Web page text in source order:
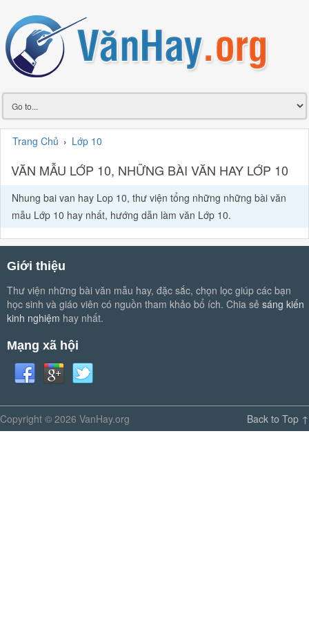
Trang Chủ › Lớp 10
VĂN MẪU LỚP 10, NHỮNG BÀI VĂN HAY LỚP 10
Nhung bai van hay Lop 10, thư viện tổng những những bài văn
mẫu Lớp 10 hay nhất, hướng dẫn làm văn Lớp 10.
Giới thiệu
Thư viện những bài văn mẫu hay, đặc sắc, chọn lọc giúp các bạn
học sinh và giáo viên có nguồn tham khảo bổ ích. Chia sẻ sáng kiến
kinh nghiệm hay nhất.
Mạng xã hội
Copyright © 2026 VanHay.org Back to Top ↑